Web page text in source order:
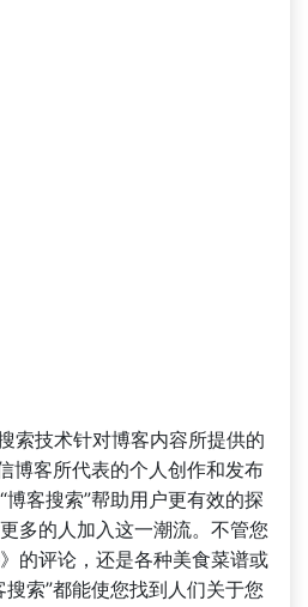
索技术针对博客内容所提供的
博客所代表的个人创作和发布
客搜索”帮助用户更有效的探
多的人加入这一潮流。不管您
的评论，还是各种美食菜谱或
索”都能使您找到人们关于您